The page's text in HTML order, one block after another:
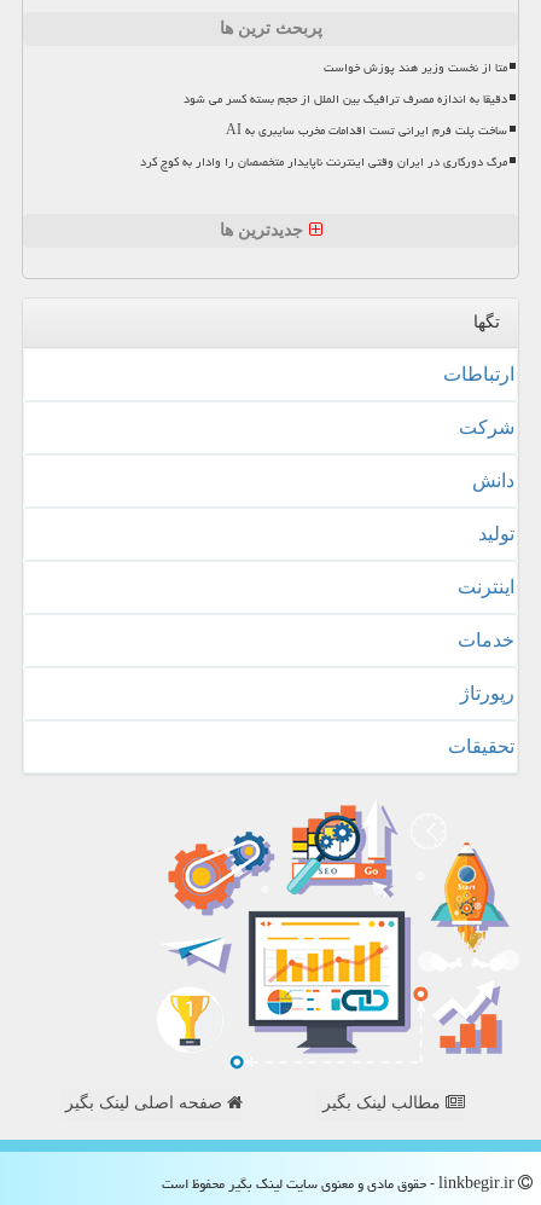
پربحث ترین ها
متا از نخست وزیر هند پوزش خواست
دقیقا به اندازه مصرف ترافیک بین الملل از حجم بسته کسر می شود
ساخت پلت فرم ایرانی تست اقدامات مخرب سایبری به AI
مرگ دورکاری در ایران وقتی اینترنت ناپایدار متخصصان را وادار به کوچ کرد
جدیدترین ها
تگها
ارتباطات
شركت
دانش
تولید
اینترنت
خدمات
رپورتاژ
تحقیقات
مطالب لینک بگیر صفحه اصلی لینک بگیر